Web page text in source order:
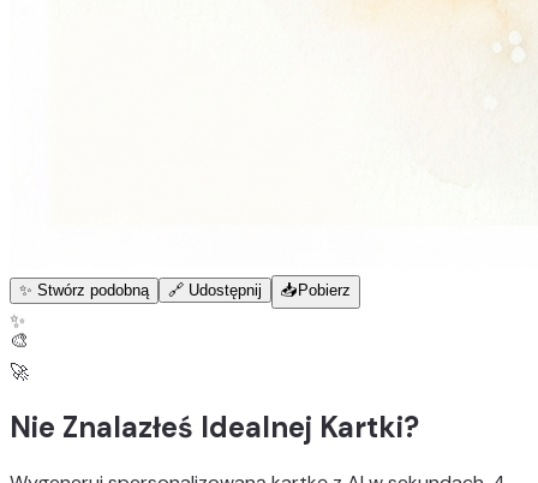
✨ Stwórz podobną 🔗 Udostępnij 📥 Pobierz
✨
🎨
🚀
Nie Znalazłeś Idealnej Kartki?